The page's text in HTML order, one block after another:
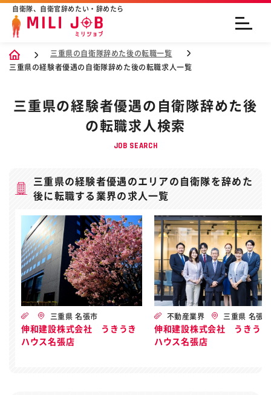
自衛隊、自衛官辞めたい・辞めたら
三重県の自衛隊辞めた後の転職一覧
三重県の経験者優遇の自衛隊辞めた後の転職求人一覧
三重県の経験者優遇の自衛隊辞めた後
の転職求人検索
JOB SEARCH
三重県の経験者優遇のエリアの自衛隊を辞めた
後に転職する業界の求人一覧
三重県 名張市
伸和建設株式会社 うきうき
ハウス名張店
不動産業界 三重県 名張市
伸和建設株式会社 うきうき
ハウス名張店